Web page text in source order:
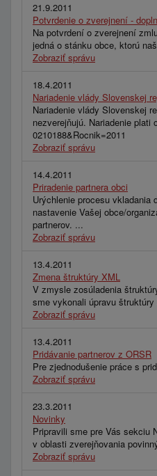
21.9.2011
Potvrdenie o zverejnení -
Na potvrdení o zverejnení
jedná o stánku obce, ktorú
Zobraziť správu
18.4.2011
Nariadenie vlády Slovenskej
Nariadenie vlády Slovenskej
nezverejňujú. Nariadenie
0210188&Rocnik=2011
Zobraziť správu
14.4.2011
Priradenie partnera obci
Urýchlenie procesu
nastavenie Vašej obce/
partnerov. ...
Zobraziť správu
13.4.2011
Zmena štruktúry XML
V zmysle zosúladenia
sme vykonali úpravu
Zobraziť správu
13.4.2011
Pridávanie partnerov z ORSR
Pre zjednodušenie práce s
Zobraziť správu
23.3.2011
Novinky
Pripravili sme pre Vás sekciu
v oblasti zverejňovania
Zobraziť správu